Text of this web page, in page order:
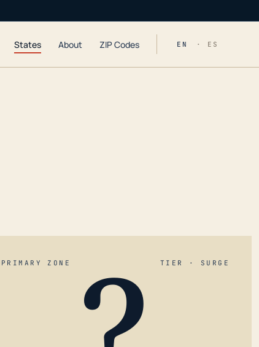
States About ZIP Codes EN · ES
PRIMARY ZONE TIER · SURGE